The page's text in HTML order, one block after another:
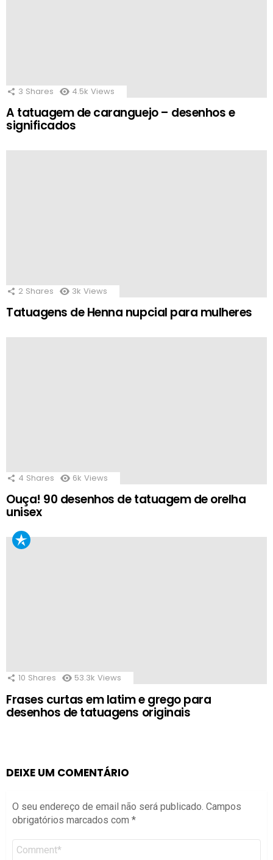
3 Shares 4.5k Views
A tatuagem de caranguejo – desenhos e
significados
2 Shares 3k Views
Tatuagens de Henna nupcial para mulheres
4 Shares 6k Views
Ouça! 90 desenhos de tatuagem de orelha
unisex
10 Shares 53.3k Views
Frases curtas em latim e grego para
desenhos de tatuagens originais
DEIXE UM COMENTÁRIO
O seu endereço de email não será publicado. Campos
obrigatórios marcados com *
Comentário